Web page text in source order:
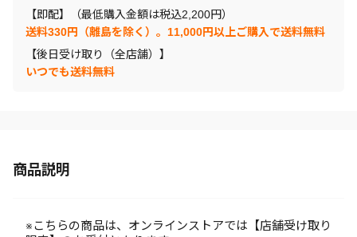
【即配】（最低購入金額は税込2,200円）
送料330円（離島を除く）。11,000円以上ご購入で送料無料
【後日受け取り（全店舗）】
いつでも送料無料
商品説明
※こちらの商品は、オンラインストアでは【店舗受け取り